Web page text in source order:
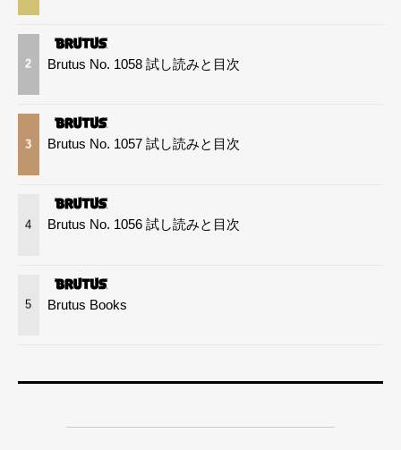
2 Brutus No. 1058 試し読みと目次
3 Brutus No. 1057 試し読みと目次
4 Brutus No. 1056 試し読みと目次
5 Brutus Books